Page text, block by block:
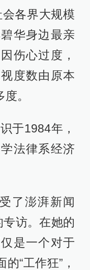
各界大规模
华身边最亲
伤心过度，
度数由原本
。
1984年，
法律系经济
澎湃新闻
专访。在她的
是一个对于
“工作狂”，